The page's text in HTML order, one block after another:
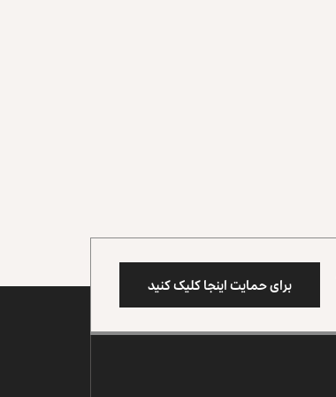
برای حمایت اینجا کلیک کنید